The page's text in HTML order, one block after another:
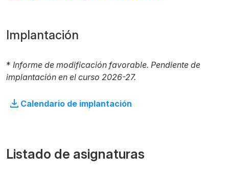
Implantación
* Informe de modificación favorable. Pendiente de
implantación en el curso 2026-27.
Calendario de implantación
Listado de asignaturas